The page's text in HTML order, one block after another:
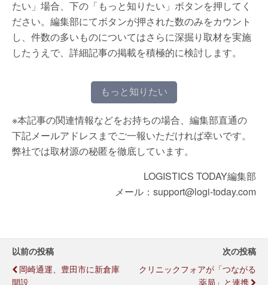
たい」場合、下の「もっと知りたい」ボタンを押してく
ださい。編集部にてボタンが押された数のみをカウント
し、件数の多いものについてはさらに深掘り取材を実施
したうえで、詳細記事の掲載を積極的に検討します。
もっと知りたい
※本記事の関連情報などをお持ちの場合、編集部直通の
下記メールアドレスまでご一報いただければ幸いです。
弊社では取材源の秘匿を徹底しています。
LOGISTICS TODAY編集部
メール：support@logi-today.com
以前の投稿
岡崎通運、豊田市に新倉庫
開設
次の投稿
クリニックフォアが「つながる
薬局」と連携